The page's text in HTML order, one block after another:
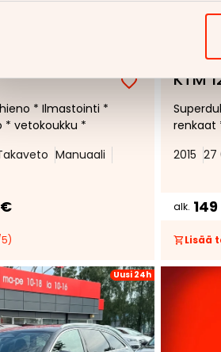
* Ilmastointi *
* Webasto * vetokoukku *
Manuaali
5)
KTM
renkaat
2015 27
alk.
Lisää
Uusi 24h